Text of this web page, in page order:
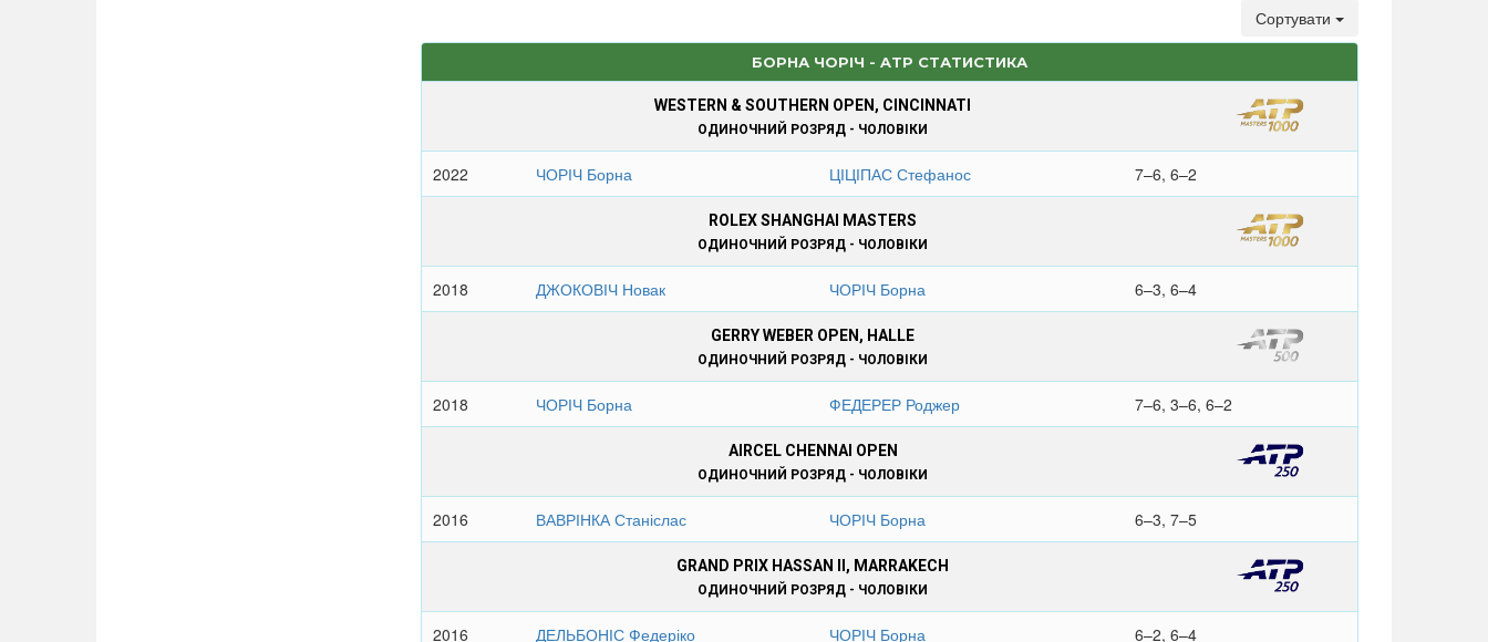
Сортувати
БОРНА ЧОРІЧ - ATP СТАТИСТИКА
WESTERN & SOUTHERN OPEN, CINCINNATI
ОДИНОЧНИЙ РОЗРЯД - ЧОЛОВІКИ
2022 ЧОРІЧ Борна ЦІЦІПАС Стефанос 7–6, 6–2
ROLEX SHANGHAI MASTERS
ОДИНОЧНИЙ РОЗРЯД - ЧОЛОВІКИ
2018 ДЖОКОВІЧ Новак ЧОРІЧ Борна 6–3, 6–4
GERRY WEBER OPEN, HALLE
ОДИНОЧНИЙ РОЗРЯД - ЧОЛОВІКИ
2018 ЧОРІЧ Борна ФЕДЕРЕР Роджер 7–6, 3–6, 6–2
AIRCEL CHENNAI OPEN
ОДИНОЧНИЙ РОЗРЯД - ЧОЛОВІКИ
2016 ВАВРІНКА Станіслас ЧОРІЧ Борна 6–3, 7–5
GRAND PRIX HASSAN II, MARRAKECH
ОДИНОЧНИЙ РОЗРЯД - ЧОЛОВІКИ
2016 ДЕЛЬБОНІС Федеріко ЧОРІЧ Борна 6–2, 6–4